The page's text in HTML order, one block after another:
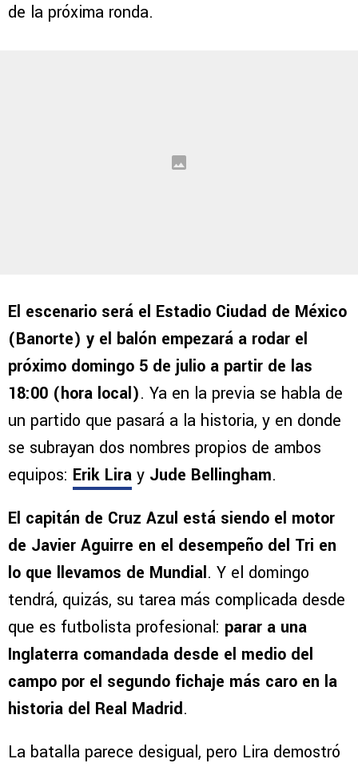
de la próxima ronda.
El escenario será el Estadio Ciudad de México
(Banorte) y el balón empezará a rodar el
próximo domingo 5 de julio a partir de las
18:00 (hora local). Ya en la previa se habla de
un partido que pasará a la historia, y en donde
se subrayan dos nombres propios de ambos
equipos: Erik Lira y Jude Bellingham.
El capitán de Cruz Azul está siendo el motor
de Javier Aguirre en el desempeño del Tri en
lo que llevamos de Mundial. Y el domingo
tendrá, quizás, su tarea más complicada desde
que es futbolista profesional: parar a una
Inglaterra comandada desde el medio del
campo por el segundo fichaje más caro en la
historia del Real Madrid.
La batalla parece desigual, pero Lira demostró